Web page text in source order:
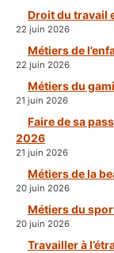
Droit du travail
22 juin 2026
Métiers de
22 juin 2026
Métiers du
21 juin 2026
Faire de sa
2026
21 juin 2026
Métiers de la
20 juin 2026
Métiers du
20 juin 2026
Travailler à